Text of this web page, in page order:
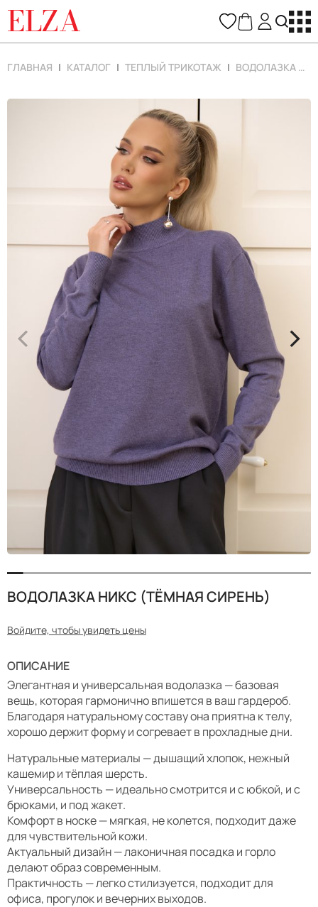
ELZA
ГЛАВНАЯ КАТАЛОГ ТЕПЛЫЙ ТРИКОТАЖ ВОДОЛАЗКА НИКС (ТЁМНАЯ СИРЕНЬ)
< >
ВОДОЛАЗКА НИКС (ТЁМНАЯ СИРЕНЬ)
Войдите, чтобы увидеть цены
ОПИСАНИЕ
Элегантная и универсальная водолазка — базовая
вещь, которая гармонично впишется в ваш гардероб.
Благодаря натуральному составу она приятна к телу,
хорошо держит форму и согревает в прохладные дни.
Натуральные материалы — дышащий хлопок, нежный
кашемир и тёплая шерсть.
Универсальность — идеально смотрится и с юбкой, и с
брюками, и под жакет.
Комфорт в носке — мягкая, не колется, подходит даже
для чувствительной кожи.
Актуальный дизайн — лаконичная посадка и горло
делают образ современным.
Практичность — легко стилизуется, подходит для
офиса, прогулок и вечерних выходов.